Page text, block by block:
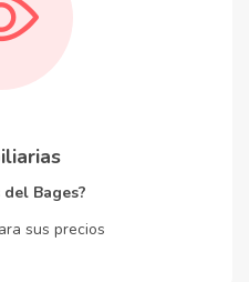
Bages?
sus precios